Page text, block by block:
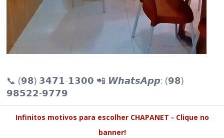
📞 (𝟵𝟴) 𝟯𝟰𝟳𝟭-𝟭𝟯𝟬𝟬 📲 𝙒𝙝𝙖𝙩𝙨𝘼𝙥𝙥: (𝟵𝟴)
𝟵𝟴𝟱𝟮𝟮-𝟵𝟳𝟳𝟵
Infinitos motivos para escolher CHAPANET - Clique no
banner!